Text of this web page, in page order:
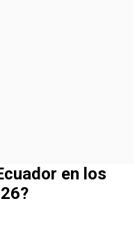
en los